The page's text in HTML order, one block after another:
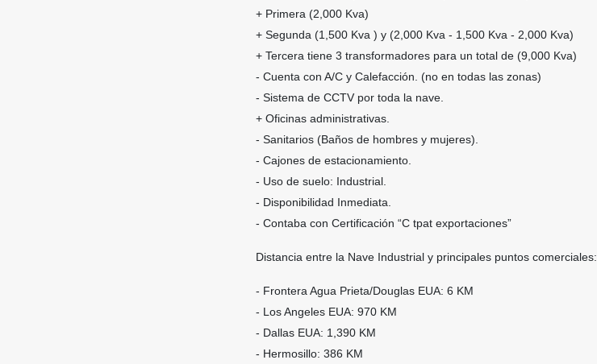
+ Primera (2,000 Kva)
+ Segunda (1,500 Kva ) y (2,000 Kva - 1,500 Kva - 2,000 Kva)
+ Tercera tiene 3 transformadores para un total de (9,000 Kva)
- Cuenta con A/C y Calefacción. (no en todas las zonas)
- Sistema de CCTV por toda la nave.
+ Oficinas administrativas.
- Sanitarios (Baños de hombres y mujeres).
- Cajones de estacionamiento.
- Uso de suelo: Industrial.
- Disponibilidad Inmediata.
- Contaba con Certificación “C tpat exportaciones”
Distancia entre la Nave Industrial y principales puntos comerciales:
- Frontera Agua Prieta/Douglas EUA: 6 KM
- Los Angeles EUA: 970 KM
- Dallas EUA: 1,390 KM
- Hermosillo: 386 KM